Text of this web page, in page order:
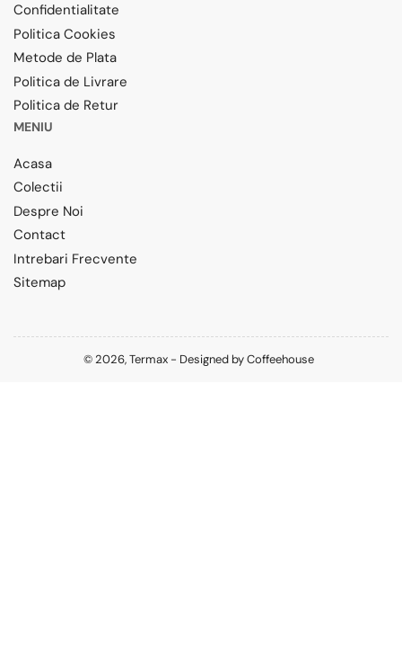
Confidentialitate
Politica Cookies
Metode de Plata
Politica de Livrare
Politica de Retur
MENIU
Acasa
Colectii
Despre Noi
Contact
Intrebari Frecvente
Sitemap
© 2026,Termax- Designed byCoffeehouse